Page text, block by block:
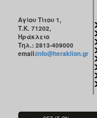
Αγίου Τίτου 1,
Τ.Κ. 71202,
Ηράκλειο
Τηλ.: 2813-409000
email:info@heraklion.gr